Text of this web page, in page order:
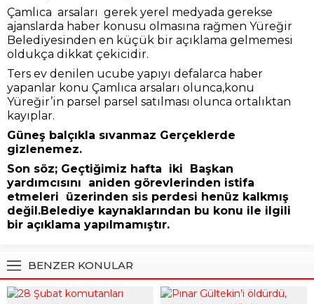
Çamlıca arsaları gerek yerel medyada gerekse
ajanslarda haber konusu olmasına rağmen Yüreğir
Belediyesinden en küçük bir açıklama gelmemesi
oldukça dikkat çekicidir.
Ters ev denilen ucube yapıyı defalarca haber
yapanlar konu Çamlıca arsaları olunca,konu
Yüreğir’in parsel parsel satılması olunca ortalıktan
kayıplar.
Güneş balçıkla sıvanmaz Gerçeklerde
gizlenemez.
Son söz; Geçtiğimiz hafta iki Başkan
yardımcısını aniden görevlerinden istifa
etmeleri üzerinden sis perdesi henüz kalkmış
değil.Belediye kaynaklarından bu konu ile ilgili
bir açıklama yapılmamıştır.
BENZER KONULAR